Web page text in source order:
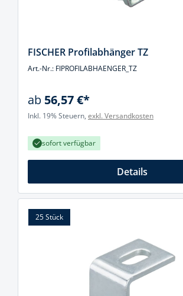
FISCHER Profilabhänger TZ
Art.-Nr.: FIPROFILABHAENGER_TZ
ab 56,57 €*
Inkl. 19% Steuern, exkl. Versandkosten
sofort verfügbar
Details
25 Stück